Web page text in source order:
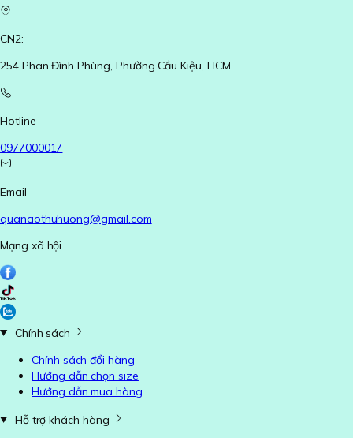
CN2:
254 Phan Đình Phùng, Phường Cầu Kiệu, HCM
Hotline
0977000017
Email
quanaothuhuong@gmail.com
Mạng xã hội
Chính sách
Chính sách đổi hàng
Hướng dẫn chọn size
Hướng dẫn mua hàng
Hỗ trợ khách hàng